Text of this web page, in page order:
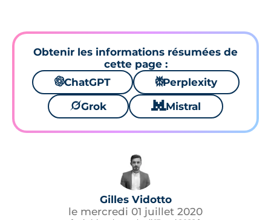
Obtenir les informations résumées de
cette page :
🌌ChatGPT ⚙Perplexity
🪐Grok 🐱 Mistral
Gilles Vidotto
le mercredi 01 juillet 2020